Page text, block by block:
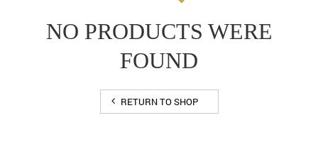
NO PRODUCTS WERE
FOUND
RETURN TO SHOP